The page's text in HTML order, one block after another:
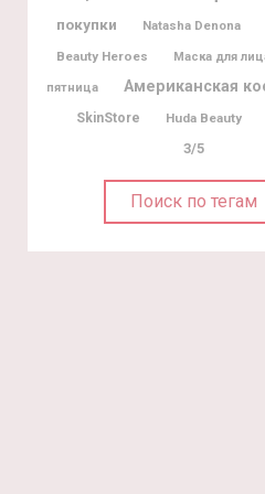
покупки
Natasha Denona
Beauty Heroes
Маска для
пятница Американская
SkinStore Huda Beauty
3/5
Поиск по тегам